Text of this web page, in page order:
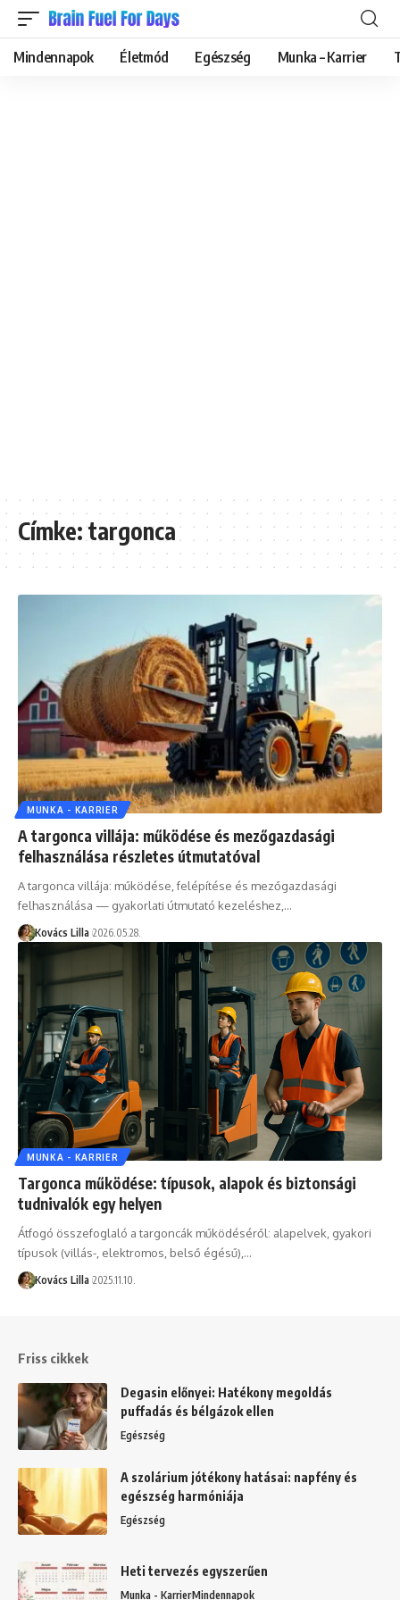
Mindennapok Életmód Egészség Munka – Karrier
Címke:targonca
MUNKA - KARRIER
A targonca villája: működése és mezőgazdasági
felhasználása részletes útmutatóval
A targonca villája: működése, felépítése és mezőgazdasági
felhasználása — gyakorlati útmutató kezeléshez,…
Kovács Lilla 2026.05.28.
MUNKA - KARRIER
Targonca működése: típusok, alapok és biztonsági
tudnivalók egy helyen
Átfogó összefoglaló a targoncák működéséről: alapelvek, gyakori
típusok (villás-, elektromos, belső égésű),…
Kovács Lilla 2025.11.10.
Friss cikkek
Degasin előnyei: Hatékony megoldás
puffadás és bélgázok ellen
Egészség
A szolárium jótékony hatásai: napfény és
egészség harmóniája
Egészség
Heti tervezés egyszerűen
Munka - KarrierMindennapok